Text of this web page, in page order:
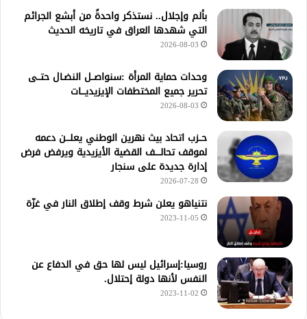
بألم وإجلال.. نستذكر واحدةً من أبشع الجرائم
التي شهدها العراق في تاريخه الحديث
2026-08-03
وحدات حماية المرأة :سنواصــل النضـال حتــى
تحرير جميع المختطفات الإيزيديـــات
2026-08-03
حــزب اتحاد بيث نهرين الوطني يعلـــن دعمه
لموقف تحالــــف القضية الأيزيدية ويرفض فرض
إدارة جديدة على سنجار
2026-07-28
نتنياهو يعلن شرط وقف إطلاق النار في غزّة
2023-11-05
روسيا:إسرائيل ليس لها حق في الدفاع عن
النفس لأنها دولة إحتلال.
2023-11-02